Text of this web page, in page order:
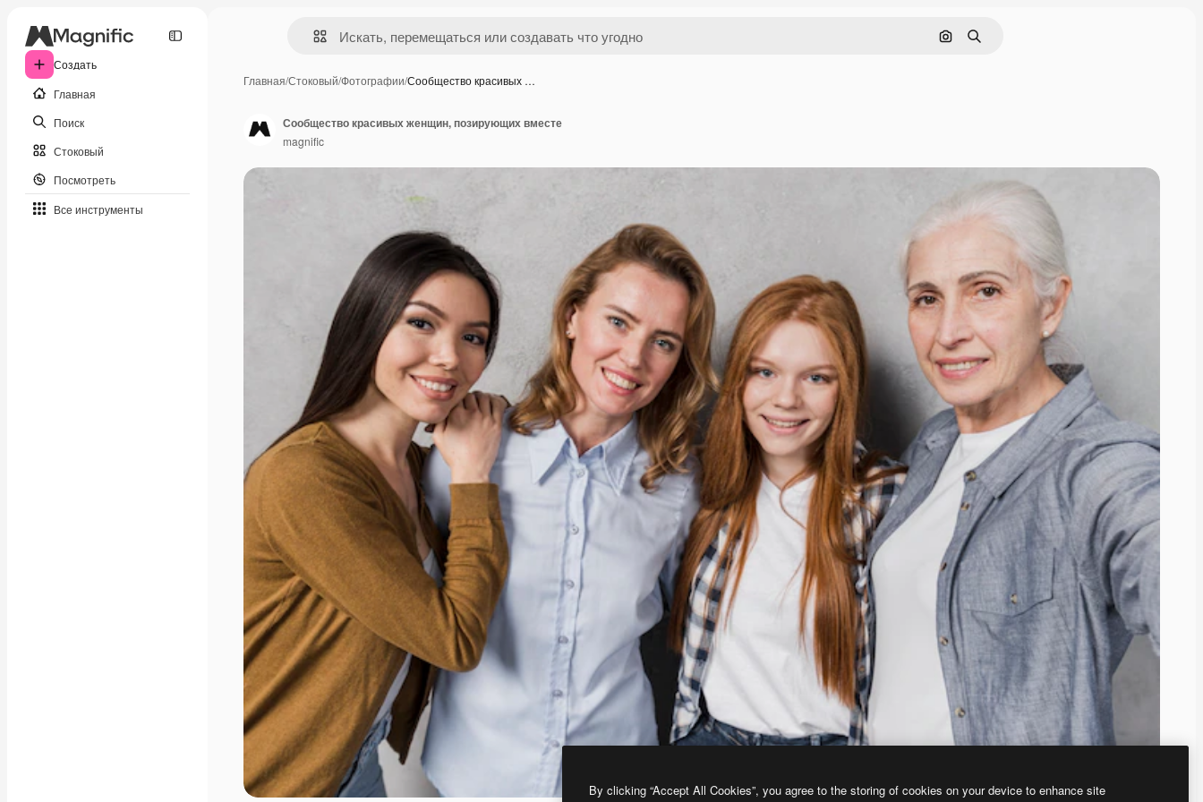
Создать
Главная
Поиск
Стоковый
Посмотреть
Все инструменты
Поиск по изображению
Поиск
Главная/Стоковый/Фотографии/Сообщество красивых …
Сообщество красивых женщин, позирующих вместе
magnific
By clicking “Accept All Cookies”, you agree to the storing of cookies on your device to enhance site